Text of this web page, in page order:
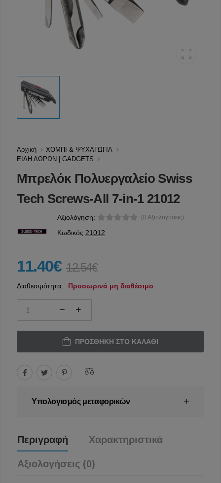
Αρχική
ΧΟΜΠΙ & ΨΥΧΑΓΩΓΙΑ
ΕΙΔΗ ΔΩΡΩΝ | GADGETS
Μπρελόκ Πολυεργαλείο Swiss
Tech Screws-All 7-in-1 21012
Αξιολόγηση: (0 Αξιολογήσεις)
Κωδικός 21012
11.40€ 12.54€
Διαθεσιμότητα: Προσωρινά μη διαθέσιμο
ΠΡΟΣΘΉΚΗ ΣΤΟ ΚΑΛΆΘΙ
Υπολογισμός μεταφορικών
Περιγραφή Χαρακτηριστικά
Αξιολογήσεις (0)